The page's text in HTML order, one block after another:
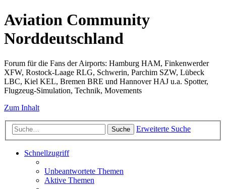
Aviation Community
Norddeutschland
Forum für die Fans der Airports: Hamburg HAM, Finkenwerder
XFW, Rostock-Laage RLG, Schwerin, Parchim SZW, Lübeck
LBC, Kiel KEL, Bremen BRE und Hannover HAJ u.a. Spotter,
Flugzeug-Simulation, Technik, Movements
Zum Inhalt
Suche Erweiterte Suche
Schnellzugriff
Unbeantwortete Themen
Aktive Themen